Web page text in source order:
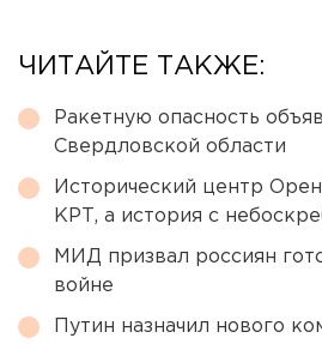
ЧИТАЙТЕ ТАКЖЕ:
Ракетную опасность
Свердловской области
Исторический центр
КРТ, а история с
МИД призвал россиян
войне
Путин назначил нового